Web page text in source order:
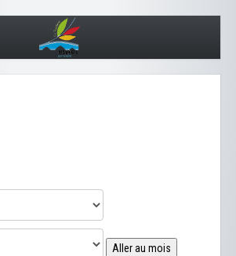
Aller au mois